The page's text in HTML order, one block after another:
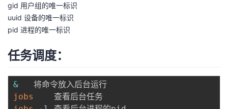
gid 用户组的唯一标识
uuid 设备的唯一标识
pid 进程的唯一标识
任务调度：
&
jobs